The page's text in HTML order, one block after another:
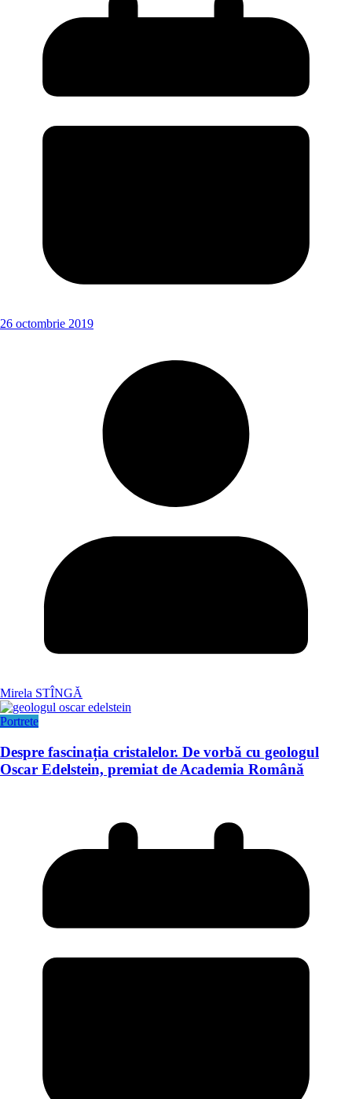
26 octombrie 2019
Mirela STÎNGĂ
Portrete
Despre fascinația cristalelor. De vorbă cu geologul
Oscar Edelstein, premiat de Academia Română